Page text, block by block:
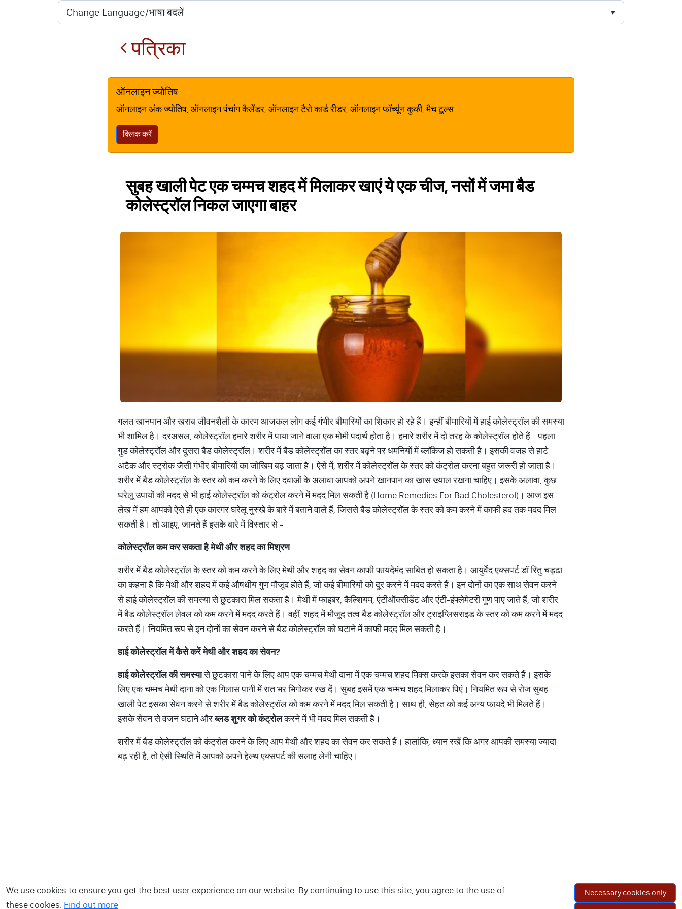
पत्रिका
ऑनलाइन ज्योतिष
ऑनलाइन अंक ज्योतिष, ऑनलाइन पंचांग कैलेंडर, ऑनलाइन टैरो कार्ड रीडर, ऑनलाइन फॉर्च्यून कुकी, मैच टूल्स
क्लिक करें
सुबह खाली पेट एक चम्मच शहद में मिलाकर खाएं ये एक चीज, नसों में जमा बैड
कोलेस्ट्रॉल निकल जाएगा बाहर
गलत खानपान और खराब जीवनशैली के कारण आजकल लोग कई गंभीर बीमारियों का शिकार हो रहे हैं। इन्हीं बीमारियों में हाई कोलेस्ट्रॉल की समस्या
भी शामिल है। दरअसल, कोलेस्ट्रॉल हमारे शरीर में पाया जाने वाला एक मोमी पदार्थ होता है। हमारे शरीर में दो तरह के कोलेस्ट्रॉल होते हैं - पहला
गुड कोलेस्ट्रॉल और दूसरा बैड कोलेस्ट्रॉल। शरीर में बैड कोलेस्ट्रॉल का स्तर बढ़ने पर धमनियों में ब्लॉकेज हो सकती है। इसकी वजह से हार्ट
अटैक और स्ट्रोक जैसी गंभीर बीमारियों का जोखिम बढ़ जाता है। ऐसे में, शरीर में कोलेस्ट्रॉल के स्तर को कंट्रोल करना बहुत जरूरी हो जाता है।
शरीर में बैड कोलेस्ट्रॉल के स्तर को कम करने के लिए दवाओं के अलावा आपको अपने खानपान का खास ख्याल रखना चाहिए। इसके अलावा, कुछ
घरेलू उपायों की मदद से भी हाई कोलेस्ट्रॉल को कंट्रोल करने में मदद मिल सकती है (Home Remedies For Bad Cholesterol)। आज इस
लेख में हम आपको ऐसे ही एक कारगर घरेलू नुस्खे के बारे में बताने वाले हैं, जिससे बैड कोलेस्ट्रॉल के स्तर को कम करने में काफी हद तक मदद मिल
सकती है। तो आइए, जानते हैं इसके बारे में विस्तार से -
कोलेस्ट्रॉल कम कर सकता है मेथी और शहद का मिश्रण
शरीर में बैड कोलेस्ट्रॉल के स्तर को कम करने के लिए मेथी और शहद का सेवन काफी फायदेमंद साबित हो सकता है। आयुर्वेद एक्सपर्ट डॉ रितु चड्ढा
का कहना है कि मेथी और शहद में कई औषधीय गुण मौजूद होते हैं, जो कई बीमारियों को दूर करने में मदद करते हैं। इन दोनों का एक साथ सेवन करने
से हाई कोलेस्ट्रॉल की समस्या से छुटकारा मिल सकता है। मेथी में फाइबर, कैल्शियम, एंटीऑक्सीडेंट और एंटी-इंफ्लेमेटरी गुण पाए जाते हैं, जो शरीर
में बैड कोलेस्ट्रॉल लेवल को कम करने में मदद करते हैं। वहीं, शहद में मौजूद तत्व बैड कोलेस्ट्रॉल और ट्राइग्लिसराइड के स्तर को कम करने में मदद
करते हैं। नियमित रूप से इन दोनों का सेवन करने से बैड कोलेस्ट्रॉल को घटाने में काफी मदद मिल सकती है।
हाई कोलेस्ट्रॉल में कैसे करें मेथी और शहद का सेवन?
हाईकोलेस्ट्रॉलकीसमस्यासे छुटकारा पाने के लिए आप एक चम्मच मेथी दाना में एक चम्मच शहद मिक्स करके इसका सेवन कर सकते हैं। इसके
लिए एक चम्मच मेथी दाना को एक गिलास पानी में रात भर भिगोकर रख दें। सुबह इसमें एक चम्मच शहद मिलाकर पिएं। नियमित रूप से रोज सुबह
खाली पेट इसका सेवन करने से शरीर में बैड कोलेस्ट्रॉल को कम करने में मदद मिल सकती है। साथ ही, सेहत को कई अन्य फायदे भी मिलते हैं।
इसके सेवन से वजन घटाने औरब्लडशुगरकोकंट्रोलकरने में भी मदद मिल सकती है।
शरीर में बैड कोलेस्ट्रॉल को कंट्रोल करने के लिए आप मेथी और शहद का सेवन कर सकते हैं। हालांकि, ध्यान रखें कि अगर आपकी समस्या ज्यादा
बढ़ रही है, तो ऐसी स्थिति में आपको अपने हेल्थ एक्सपर्ट की सलाह लेनी चाहिए।
We use cookies to ensure you get the best user experience on our website. By continuing to use this site, you agree to the use of
these cookies. Find out more
Necessary cookies only